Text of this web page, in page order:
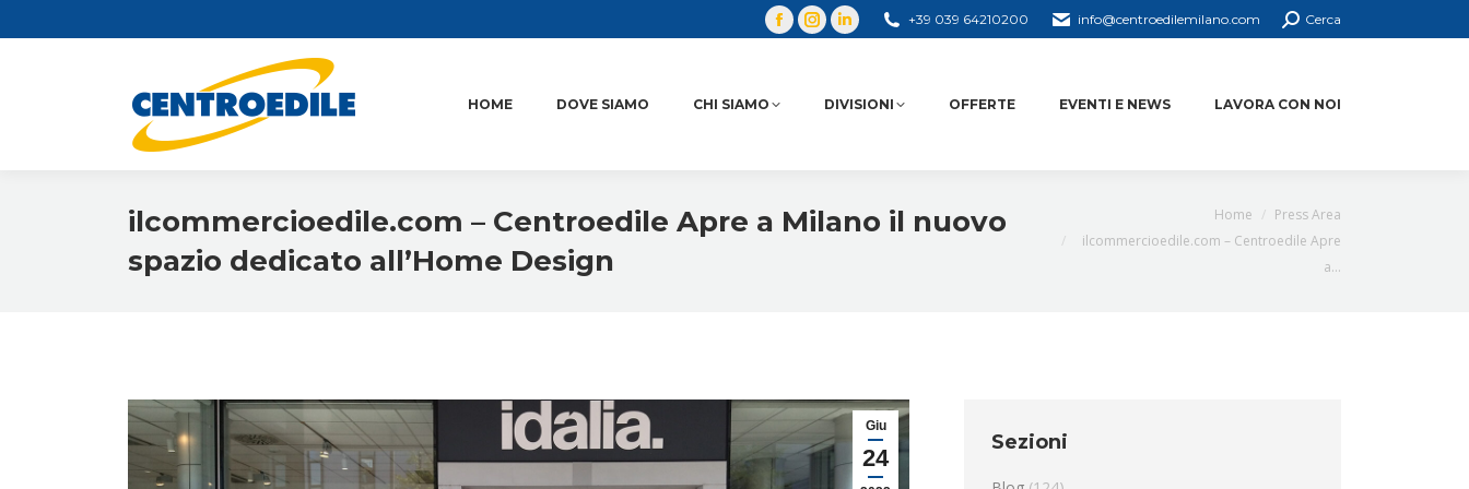
+39 039 64210200 info@centroedilemilano.com Cerca
HOME DOVE SIAMO CHI SIAMO DIVISIONI OFFERTE EVENTI E NEWS LAVORA CON NOI
ilcommercioedile.com – Centroedile Apre a Milano il nuovo
spazio dedicato all’Home Design
Home
Press Area
ilcommercioedile.com – Centroedile Apre
a…
Giu
24
Sezioni